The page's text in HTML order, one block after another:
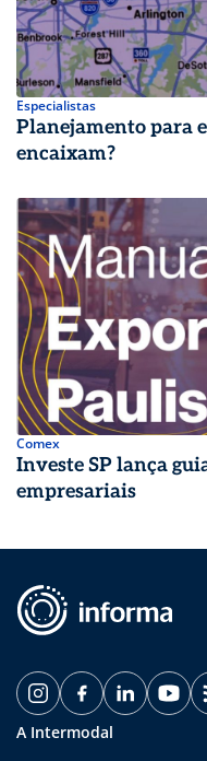
Especialistas
Planejamento para
encaixam?
Comex
Investe SP lança
empresariais
A Intermodal